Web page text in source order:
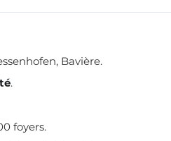
Bavière.
.
foyers.